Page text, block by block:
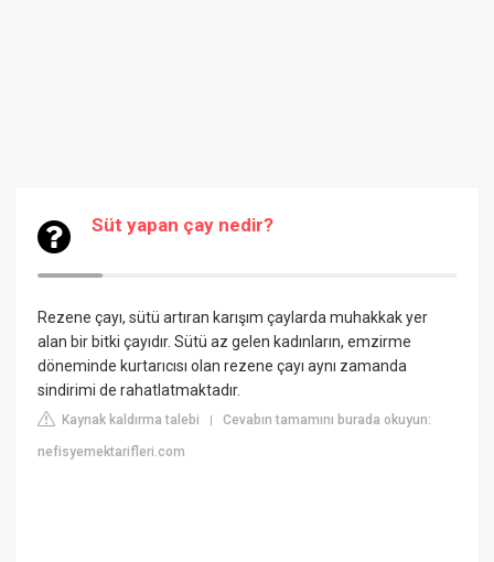
Süt yapan çay nedir?
Rezene çayı, sütü artıran karışım çaylarda muhakkak yer
alan bir bitki çayıdır. Sütü az gelen kadınların, emzirme
döneminde kurtarıcısı olan rezene çayı aynı zamanda
sindirimi de rahatlatmaktadır.
Kaynak kaldırma talebi |Cevabın tamamını burada okuyun:
nefisyemektarifleri.com